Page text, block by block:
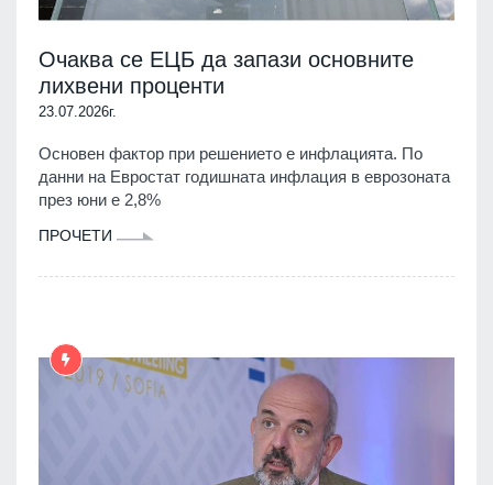
Очаква се ЕЦБ да запази основните
лихвени проценти
23.07.2026г.
Основен фактор при решението е инфлацията. По
данни на Евростат годишната инфлация в еврозоната
през юни е 2,8%
ПРОЧЕТИ